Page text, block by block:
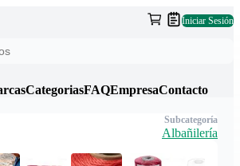
Iniciar Sesión
CategoriasFAQEmpresaContacto
Subcategoría
Albañilería